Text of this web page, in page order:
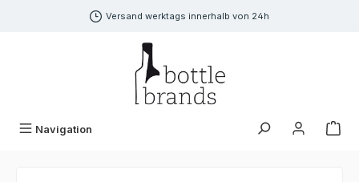
Versand werktags innerhalb von 24h
Navigation